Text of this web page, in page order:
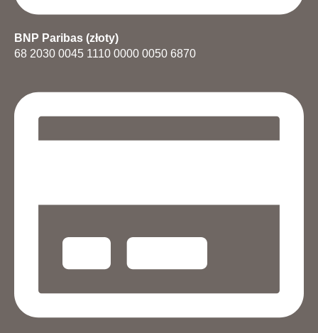
BNP Paribas (złoty)
68 2030 0045 1110 0000 0050 6870